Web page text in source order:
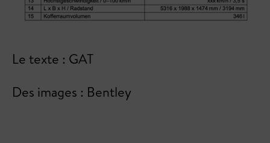
Le texte : GAT
Des images : Bentley